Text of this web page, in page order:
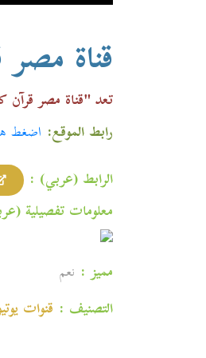
قناة
تعد "قناة مصر قرآن
رابط الموقع: اضغط
الرابط (عربي) :
معلومات تفصيلية
مميز : نعم
التصنيف : قنوات